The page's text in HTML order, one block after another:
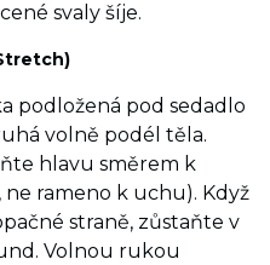
svaly šíje.
podložená pod sedadlo
volně podél těla.
hlavu směrem k
ne rameno k uchu). Když
straně, zůstaňte v
Volnou rukou